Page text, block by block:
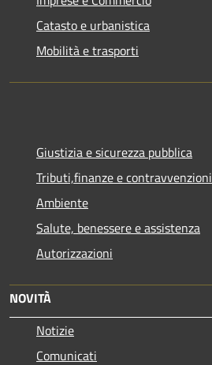
Catasto e urbanistica
Mobilità e trasporti
Giustizia e sicurezza pubblica
Tributi,finanze e contravvenzioni
Ambiente
Salute, benessere e assistenza
Autorizzazioni
NOVITÀ
Notizie
Comunicati